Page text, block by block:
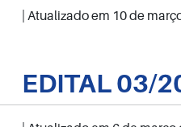
| Atualizado em 10 de
EDITAL 03/